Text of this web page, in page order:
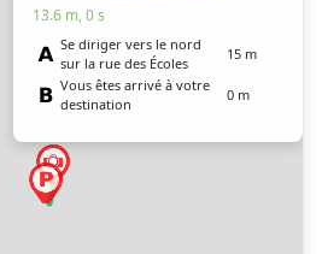
13.6 m, 0 s
Se diriger vers le nord
sur la rue des Écoles
15 m
Vous êtes arrivé à votre
destination
0 m